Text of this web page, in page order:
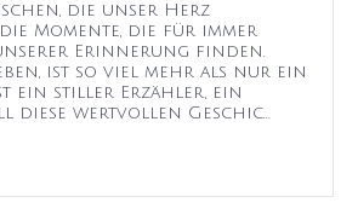
die unser Herz
Momente, die für immer
Erinnerung finden.
ist so viel mehr als nur ein
ein stiller Erzähler, ein
diese wertvollen Geschic...